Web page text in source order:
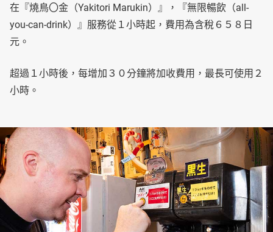
在『燒鳥〇金（Yakitori Marukin）』，『無限暢飲（all-
you-can-drink）』服務從１小時起，費用為含稅６５８日
元。
超過１小時後，每增加３０分鐘將加收費用，最長可使用２
小時。